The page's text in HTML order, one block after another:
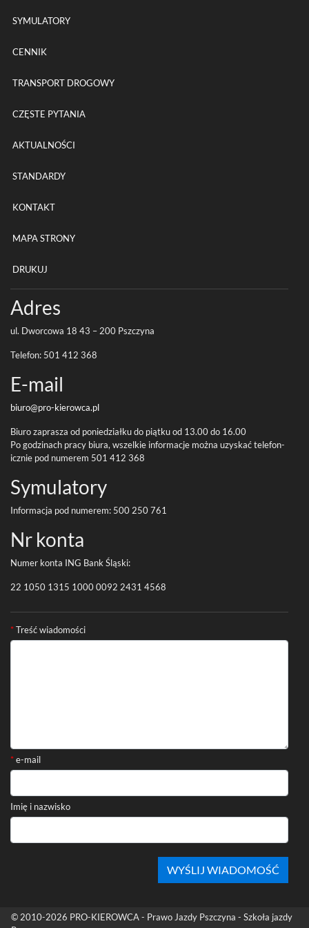
SYMULATORY
CENNIK
TRANSPORT DROGOWY
CZĘSTE PYTANIA
AKTUALNOŚCI
STANDARDY
KONTAKT
MAPA STRONY
DRUKUJ
Adres
ul. Dwor­cowa 18 43 – 200 Pszczyna
Tele­fon: 501 412 368
E-​mail
biuro@pro-kierowca.pl
Biuro zaprasza od poniedzi­ałku do piątku od 13.00do 16.00
Po godz­i­nach pracy biura, wszelkie infor­ma­cje można uzyskać tele­fon­
icznie pod numerem 501 412 368
Symu­la­tory
Infor­ma­cja pod numerem: 500 250761
Nr konta
Numer konta ING Bank Śląski:
22 1050 1315 10000092 2431 4568
Formularz kontaktowy
*Treść wiadomości
*e-mail
Imię i nazwisko
© 2010-2026 PRO-KIEROWCA - Prawo Jazdy Pszczyna - Szkoła jazdy